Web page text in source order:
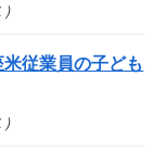
従業員の子ども